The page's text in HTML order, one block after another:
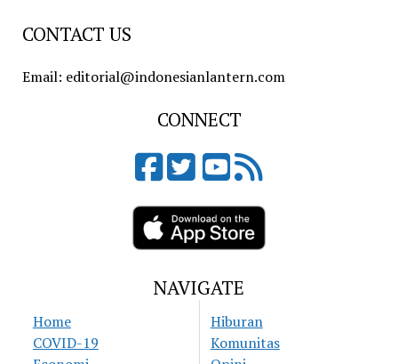
CONTACT US
Email: editorial@indonesianlantern.com
CONNECT
NAVIGATE
Home
COVID-19
Hiburan
Komunitas